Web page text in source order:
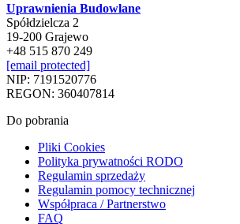
Uprawnienia Budowlane
Spółdzielcza 2
19-200 Grajewo
+48 515 870 249
[email protected]
NIP: 7191520776
REGON: 360407814
Do pobrania
Pliki Cookies
Polityka prywatności RODO
Regulamin sprzedaży
Regulamin pomocy technicznej
Współpraca / Partnerstwo
FAQ